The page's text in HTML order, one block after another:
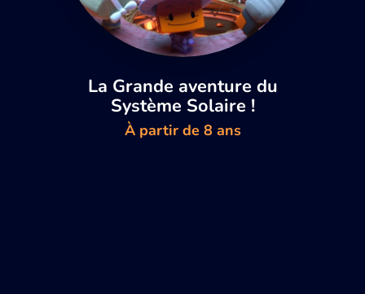
La Grande aventure du
Système Solaire !
À partir de 8 ans